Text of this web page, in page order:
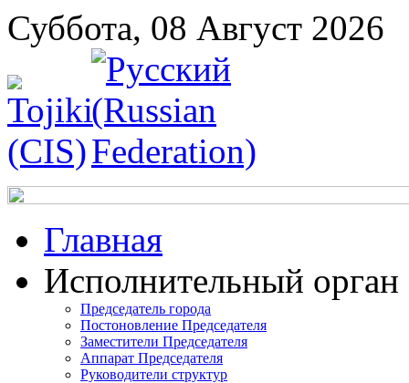
Суббота, 08 Август 2026
Главная
Исполнительный орган
Председатель города
Постоновление Председателя
Заместители Председателя
Аппарат Председателя
Руководители структур